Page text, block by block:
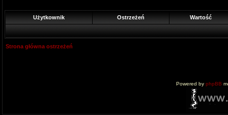
Użytkownik Ostrzeżeń Wartość
Strona główna ostrzeżeń
Powered by phpBB